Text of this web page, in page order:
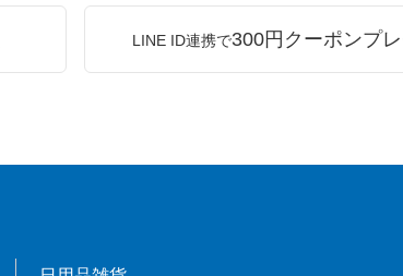
LINE ID連携で300円クーポンプ